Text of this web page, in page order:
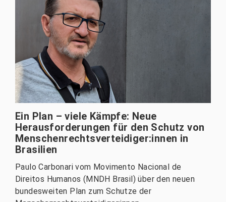
Ein Plan – viele Kämpfe: Neue
Herausforderungen für den Schutz von
Menschenrechtsverteidiger:innen in
Brasilien
Paulo Carbonari vom Movimento Nacional de
Direitos Humanos (MNDH Brasil) über den neuen
bundesweiten Plan zum Schutze der